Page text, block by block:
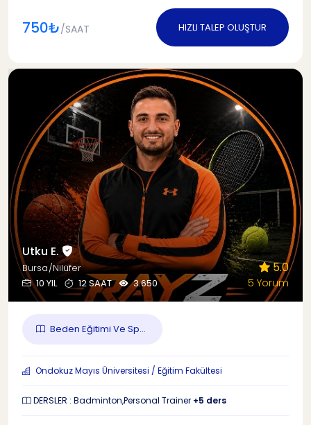
750₺/SAAT HIZLI TALEP OLUŞTUR
Utku E.
Bursa/Nilüfer
10 YIL
12 SAAT 3.650
5.0
5 Yorum
Beden Eğitimi Ve Sp...
Ondokuz Mayıs Üniversitesi / Eğitim Fakültesi
DERSLER : Badminton,Personal Trainer +5 ders